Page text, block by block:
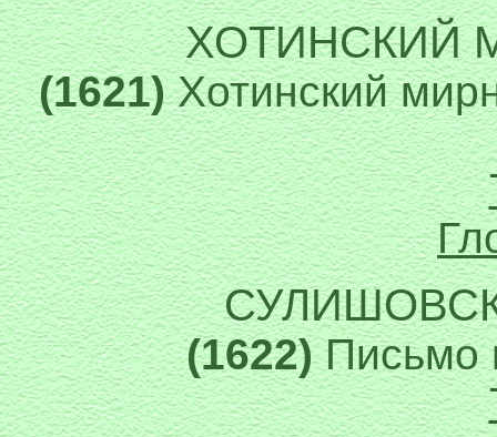
ХОТИНСКИЙ
(1621) Хотинский
(1622)Письмо